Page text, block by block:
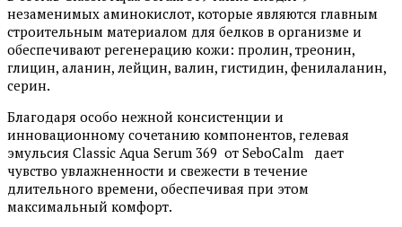
незаменимых аминокислот, которые являются главным
строительным материалом для белков в организме и
обеспечивают регенерацию кожи: пролин, треонин,
глицин, аланин, лейцин, валин, гистидин, фенилаланин,
серин.
Благодаря особо нежной консистенции и
инновационному сочетанию компонентов, гелевая
эмульсия Classic Aqua Serum 369 от SeboCalm дает
чувство увлажненности и свежести в течение
длительного времени, обеспечивая при этом
максимальный комфорт.